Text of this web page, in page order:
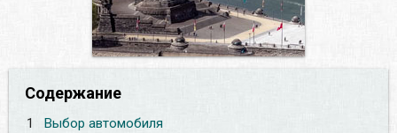
Содержание
1
Выбор автомобиля